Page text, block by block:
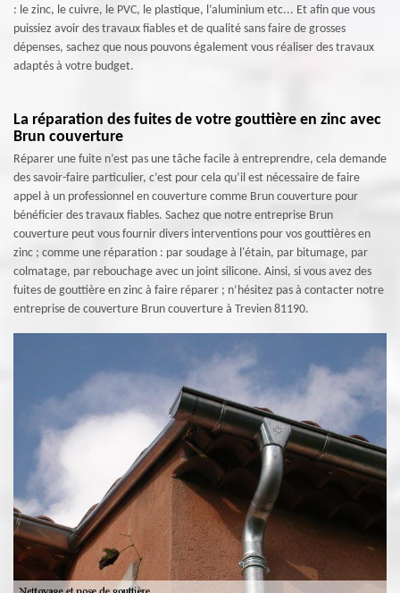
: le zinc, le cuivre, le PVC, le plastique, l’aluminium etc... Et afin que vous
puissiez avoir des travaux fiables et de qualité sans faire de grosses
dépenses, sachez que nous pouvons également vous réaliser des travaux
adaptés à votre budget.
La réparation des fuites de votre gouttière en zinc avec
Brun couverture
Réparer une fuite n’est pas une tâche facile à entreprendre, cela demande
des savoir-faire particulier, c’est pour cela qu’il est nécessaire de faire
appel à un professionnel en couverture comme Brun couverture pour
bénéficier des travaux fiables. Sachez que notre entreprise Brun
couverture peut vous fournir divers interventions pour vos gouttières en
zinc ; comme une réparation : par soudage à l'étain, par bitumage, par
colmatage, par rebouchage avec un joint silicone. Ainsi, si vous avez des
fuites de gouttière en zinc à faire réparer ; n’hésitez pas à contacter notre
entreprise de couverture Brun couverture à Trevien 81190.